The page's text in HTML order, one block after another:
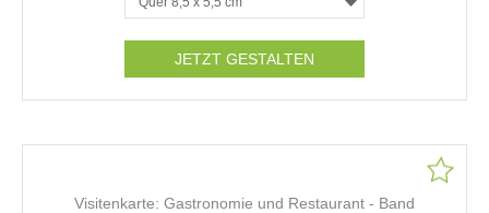
JETZT GESTALTEN
Visitenkarte: Gastronomie und Restaurant - Band